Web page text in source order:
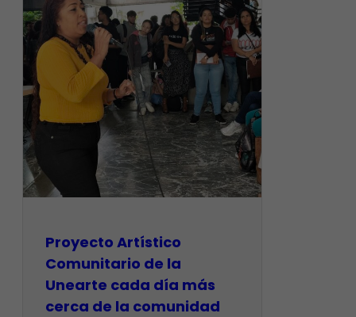
Proyecto Artístico
Comunitario de la
Unearte cada día más
cerca de la comunidad